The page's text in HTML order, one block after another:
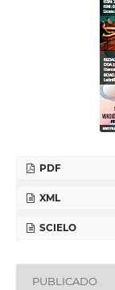
PDF
XML
SCIELO
PUBLICADO